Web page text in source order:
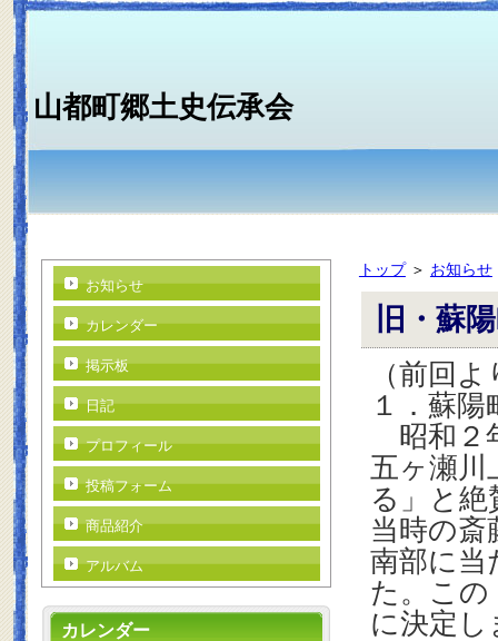
山都町郷土史伝承会
トップ＞ お知らせ
旧・蘇
（前回
１．蘇陽
昭和２
五ヶ瀬川
る」と
当時の斎
南部に当
た。この
に決定し
お知らせ
カレンダー
掲示板
日記
プロフィール
投稿フォーム
商品紹介
アルバム
カレンダー